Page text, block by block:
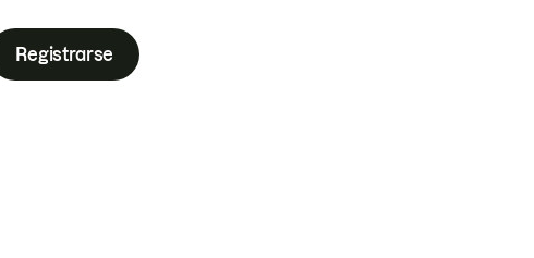
Registrarse